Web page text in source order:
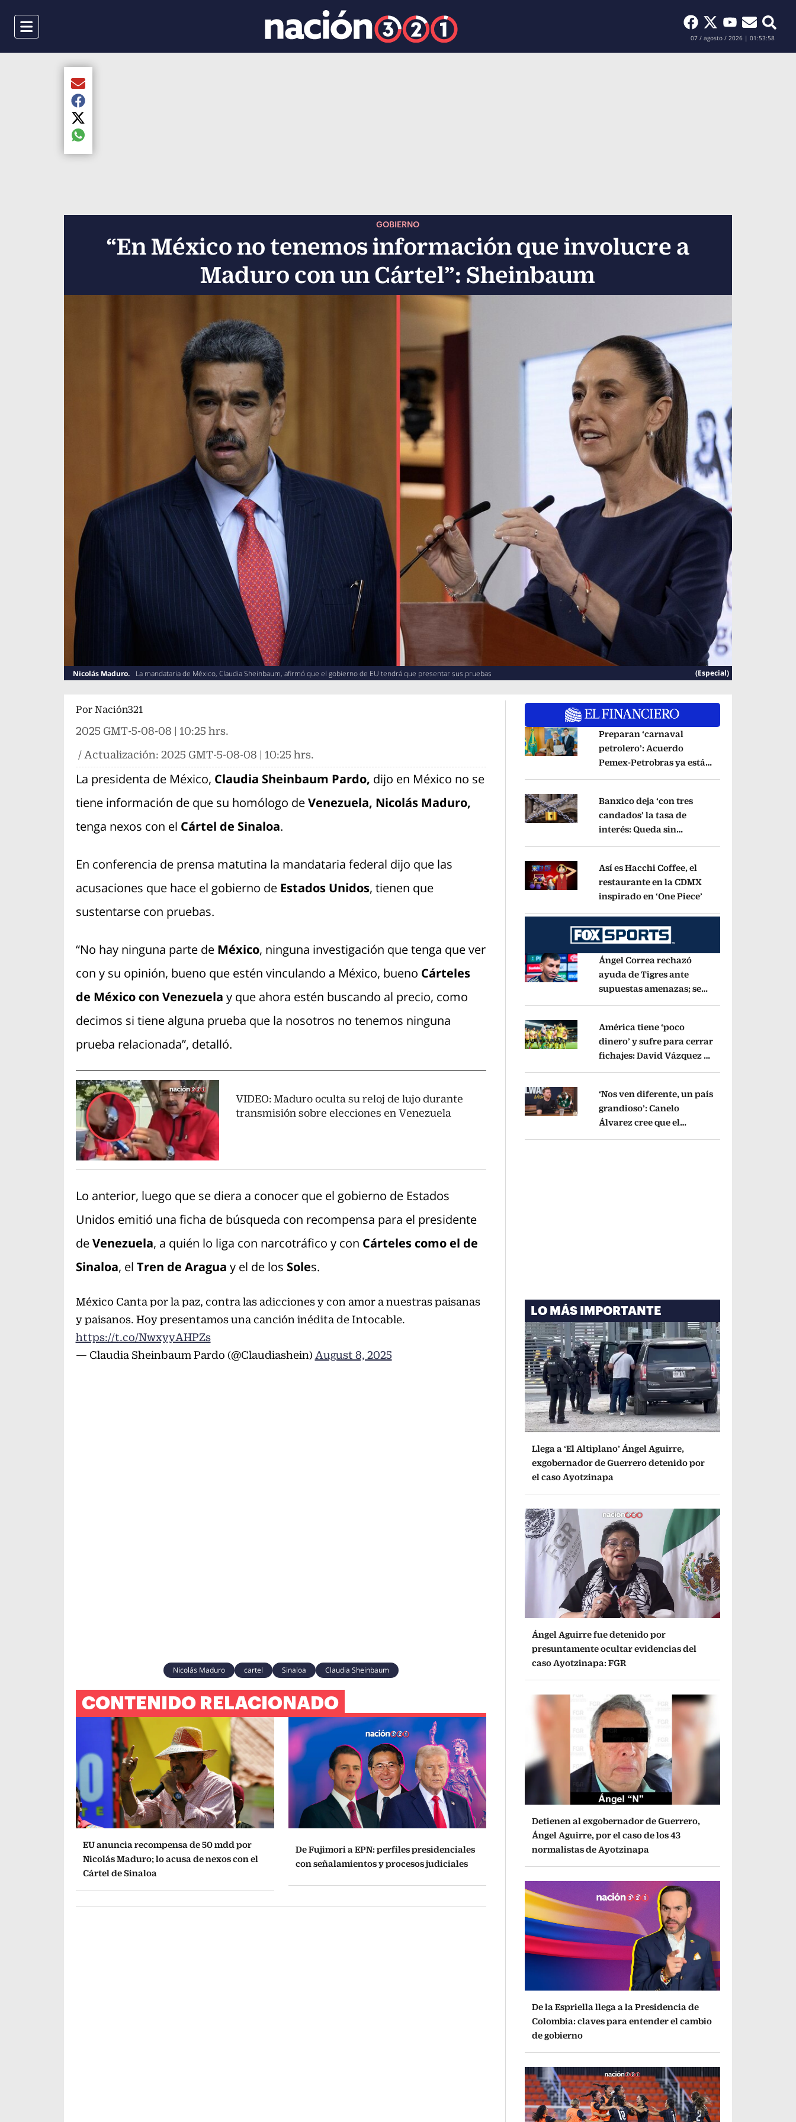
Menu Buscar
07 / agosto / 2026 | 01:53:59
GOBIERNO
“En México no tenemos información que involucre a
Maduro con un Cártel”: Sheinbaum
Nicolás Maduro. La mandataria de México, Claudia Sheinbaum, afirmó que el gobierno de EU tendrá que presentar sus pruebas (Especial)
Compartir el artículo actual mediante Email
Compartir el artículo actual mediante Facebook
Compartir el artículo actual mediante Twitter
Compartir el artículo actual mediante global.social-whatsapp
Por Nación321
2025 GMT-5-08-08 | 10:25 hrs.
/ Actualización: 2025 GMT-5-08-08 | 10:25 hrs.
La presidenta de México, Claudia Sheinbaum Pardo, dijo en México no se
tiene información de que su homólogo deVenezuela, Nicolás Maduro,
tenga nexos con el Cártel de Sinaloa.
En conferencia de prensa matutina la mandataria federal dijo que las
acusaciones que hace el gobierno de Estados Unidos, tienen que
sustentarse con pruebas.
“No hay ninguna parte deMéxico, ninguna investigación que tenga que ver
con y su opinión, bueno que estén vinculando a México, bueno Cárteles
de México con Venezuela y que ahora estén buscando al precio, como
decimos si tiene alguna prueba que la nosotros no tenemos ninguna
prueba relacionada”, detalló.
VIDEO: Maduro oculta su reloj de lujo durante
transmisión sobre elecciones en Venezuela
Lo anterior, luego que se diera a conocer que el gobierno de Estados
Unidos emitió una ficha de búsqueda con recompensa para el presidente
deVenezuela, a quién lo liga con narcotráfico y con Cárteles como el de
Sinaloa, el Tren de Aragua y el de los Soles.
México Canta por la paz, contra las adicciones y con amor a nuestras paisanas
y paisanos. Hoy presentamos una canción inédita de Intocable.
https://t.co/NwxyyAHPZs
— Claudia Sheinbaum Pardo (@Claudiashein) August 8, 2025
Nicolás Maduro cartel Sinaloa Claudia Sheinbaum
CONTENIDO RELACIONADO
EU anuncia recompensa de 50 mdd por
Nicolás Maduro; lo acusa de nexos con el
Cártel de Sinaloa
De Fujimori a EPN: perfiles presidenciales
con señalamientos y procesos judiciales
Opens in new window
Preparan ‘carnaval
petrolero’: Acuerdo
Pemex-Petrobras ya está
Opens in new window
Banxico deja ‘con tres
candados’ la tasa de
interés: Queda sin
Opens in new window
Así es Hacchi Coffee, el
restaurante en la CDMX
inspirado en ‘One Piece’
Opens in new window
Ángel Correa rechazó
ayuda de Tigres ante
supuestas amenazas; se
Opens in new window
América tiene ‘poco
dinero’ y sufre para cerrar
fichajes: David Vázquez se
Opens in new window
‘Nos ven diferente, un país
grandioso’: Canelo
Álvarez cree que el
LO MÁS IMPORTANTE
Llega a ‘El Altiplano’ Ángel Aguirre,
exgobernador de Guerrero detenido por
el caso Ayotzinapa
Ángel Aguirre fue detenido por
presuntamente ocultar evidencias del
caso Ayotzinapa: FGR
Detienen al exgobernador de Guerrero,
Ángel Aguirre, por el caso de los 43
normalistas de Ayotzinapa
De la Espriella llega a la Presidencia de
Colombia: claves para entender el cambio
de gobierno